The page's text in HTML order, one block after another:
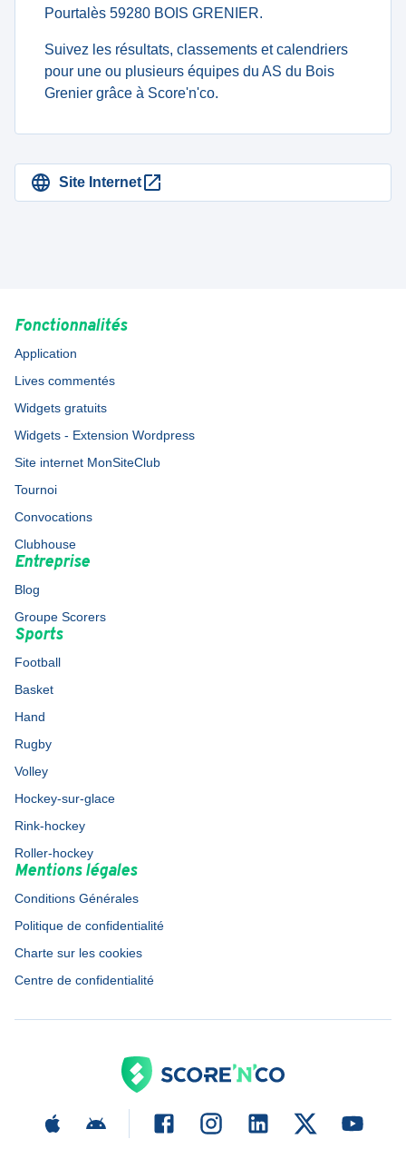
Pourtalès 59280 BOIS GRENIER.
Suivez les résultats, classements et calendriers
pour une ou plusieurs équipes du AS du Bois
Grenier grâce à Score'n'co.
Site Internet
Fonctionnalités
Application
Lives commentés
Widgets gratuits
Widgets - Extension Wordpress
Site internet MonSiteClub
Tournoi
Convocations
Clubhouse
Entreprise
Blog
Groupe Scorers
Sports
Football
Basket
Hand
Rugby
Volley
Hockey-sur-glace
Rink-hockey
Roller-hockey
Mentions légales
Conditions Générales
Politique de confidentialité
Charte sur les cookies
Centre de confidentialité